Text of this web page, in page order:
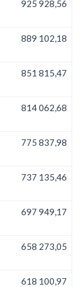
925 928,56
889 102,18
851 815,47
814 062,68
775 837,98
737 135,46
697 949,17
658 273,05
618 100,97